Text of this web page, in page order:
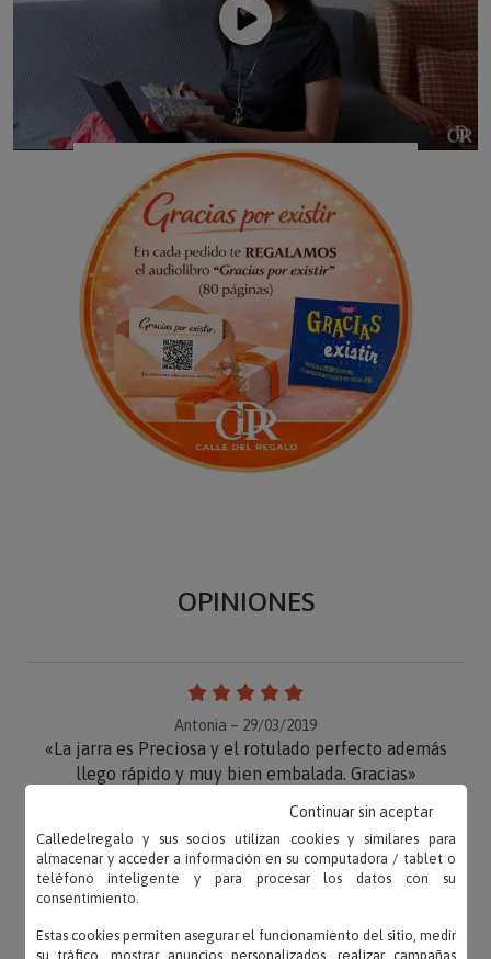
OPINIONES
Antonia – 29/03/2019
«La jarra es Preciosa y el rotulado perfecto además
llego rápido y muy bien embalada. Gracias»
YO – 14/01/2017
«Muy contenta con el pedido recibido, totalmente
satisfecha.»
Calledelregalo y sus socios utilizan cookies y similares para
almacenar y acceder a información en su computadora / tablet o
teléfono inteligente y para procesar los datos con su
consentimiento.
Estas cookies permiten asegurar el funcionamiento del sitio, medir
su tráfico, mostrar anuncios personalizados, realizar campañas
Continuar sin aceptar